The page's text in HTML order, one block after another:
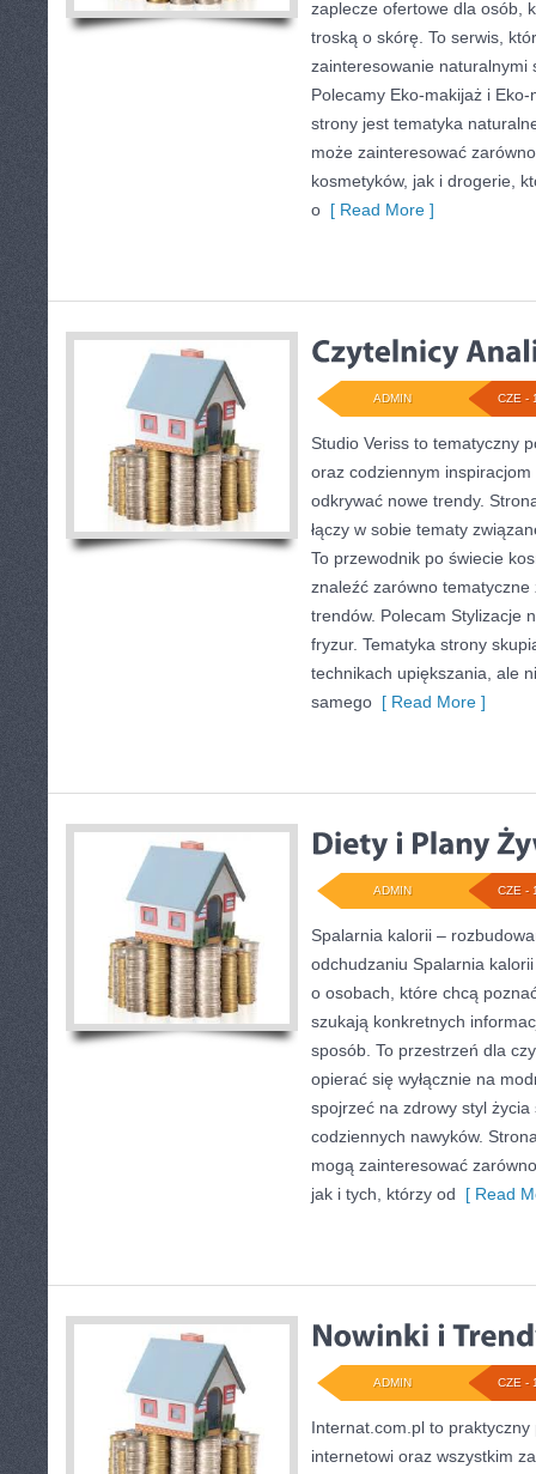
zaplecze ofertowe dla osób,
troską o skórę. To serwis,
zainteresowanie naturalnymi
Polecamy Eko-makijaż i
strony jest tematyka
może zainteresować
kosmetyków, jak i drogerie,
o [ Read More ]
CZE -
ADMIN
Studio Veriss to tematyczny
oraz codziennym
odkrywać nowe trendy.
łączy w sobie tematy
To przewodnik po świecie
znaleźć zarówno
trendów. Polecam Stylizacje
fryzur. Tematyka strony
technikach upiększania, ale
samego [ Read More ]
CZE -
ADMIN
Spalarnia kalorii –
odchudzaniu Spalarnia
o osobach, które chcą
szukają konkretnych
sposób. To przestrzeń dla
opierać się wyłącznie na
spojrzeć na zdrowy styl
codziennych nawyków.
mogą zainteresować
jak i tych, którzy od [ Read
CZE -
ADMIN
Internat.com.pl to
internetowi oraz wszystkim